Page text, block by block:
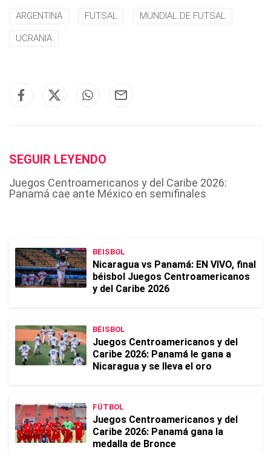
ARGENTINA FUTSAL MUNDIAL DE FUTSAL
UCRANIA
SEGUIR LEYENDO
Juegos Centroamericanos y del Caribe 2026:
Panamá cae ante México en semifinales
BEISBOL
Nicaragua vs Panamá: EN VIVO, final
béisbol Juegos Centroamericanos
y del Caribe 2026
BÉISBOL
Juegos Centroamericanos y del
Caribe 2026: Panamá le gana a
Nicaragua y se lleva el oro
FÚTBOL
Juegos Centroamericanos y del
Caribe 2026: Panamá gana la
medalla de Bronce